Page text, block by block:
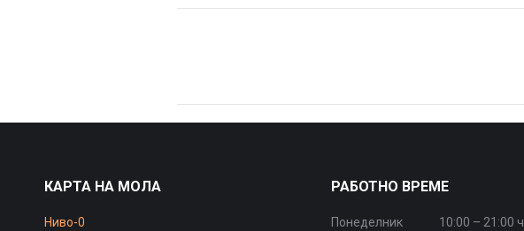
КАРТА НА МОЛА
Ниво-0
РАБОТНО ВРЕМЕ
Понеделник
10:00 – 21:00 ч.